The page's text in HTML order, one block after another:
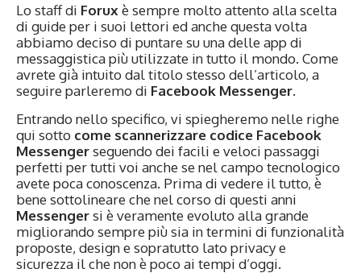
Lo staff di Forux è sempre molto attento alla scelta
di guide per i suoi lettori ed anche questa volta
abbiamo deciso di puntare su una delle app di
messaggistica più utilizzate in tutto il mondo. Come
avrete già intuito dal titolo stesso dell’articolo, a
seguire parleremo di Facebook Messenger.
Entrando nello specifico, vi spiegheremo nelle righe
qui sotto come scannerizzare codice Facebook
Messengerseguendo dei facili e veloci passaggi
perfetti per tutti voi anche se nel campo tecnologico
avete poca conoscenza. Prima di vedere il tutto, è
bene sottolineare che nel corso di questi anni
Messengersi è veramente evoluto alla grande
migliorando sempre più sia in termini di funzionalità
proposte, design e sopratutto lato privacy e
sicurezza il che non è poco ai tempi d’oggi.